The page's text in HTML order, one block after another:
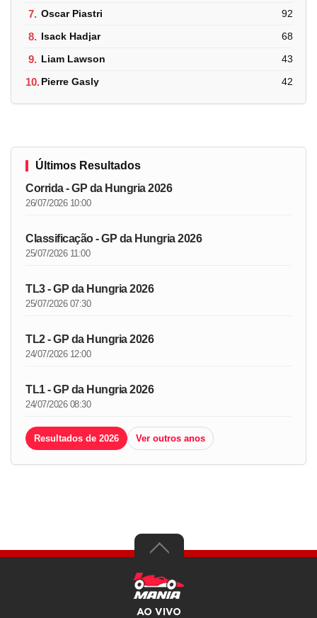
7. Oscar Piastri 92
8. Isack Hadjar 68
9. Liam Lawson 43
10.Pierre Gasly 42
Últimos Resultados
Corrida - GP da Hungria 2026
26/07/2026 10:00
Classificação - GP da Hungria 2026
25/07/2026 11:00
TL3 - GP da Hungria 2026
25/07/2026 07:30
TL2 - GP da Hungria 2026
24/07/2026 12:00
TL1 - GP da Hungria 2026
24/07/2026 08:30
Resultados de 2026 Ver outros anos
AO VIVO